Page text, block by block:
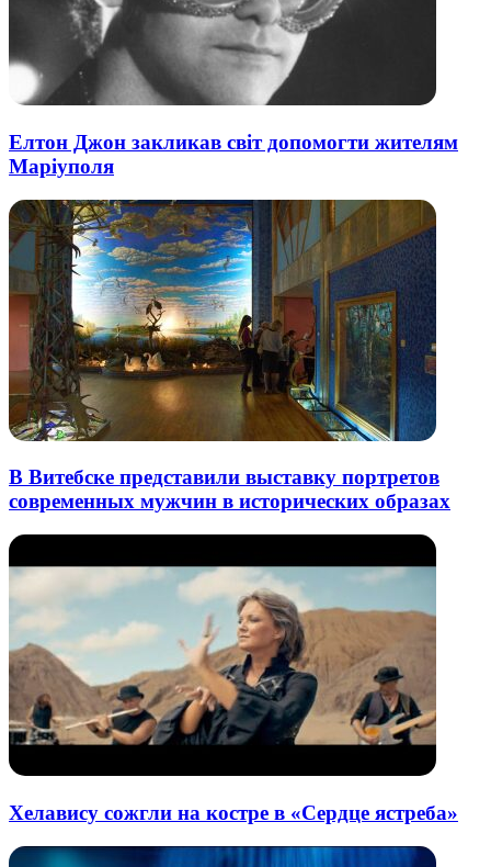
Елтон Джон закликав світ допомогти жителям
Маріуполя
В Витебске представили выставку портретов
современных мужчин в исторических образах
Хелавису сожгли на костре в «Сердце ястреба»